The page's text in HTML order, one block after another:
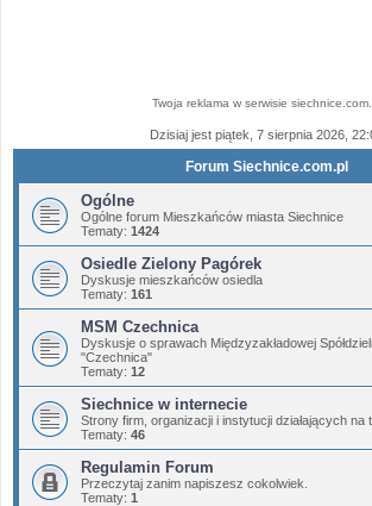
Twoja reklama w serwisie
Dzisiaj jest piątek, 7 sierpnia 2026,
Forum Siechnice.com.pl
Ogólne
Ogólne forum Mieszkańców miasta Siechnice
Tematy: 1424
Osiedle Zielony Pagórek
Dyskusje mieszkańców osiedla
Tematy: 161
MSM Czechnica
Dyskusje o sprawach Międzyzakładowej
"Czechnica"
Tematy: 12
Siechnice w internecie
Strony firm, organizacji i instytucji działających na
Tematy: 46
Regulamin Forum
Przeczytaj zanim napiszesz cokolwiek.
Tematy: 1